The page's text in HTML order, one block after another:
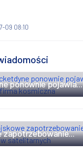
09 08:10
ponownie pojawia...
zapotrzebowanie...